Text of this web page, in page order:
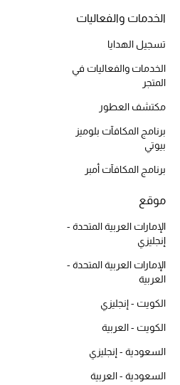
أبرز الحقائب
تسوقوا الحقائب
الموسم الجديد
أحذية النسائية
تشكيلة الأحذية
الأحذية الرجالية
أحذية للأطفال
أبرز المصممين
الخدمات والفعاليات
تسجيل الهدايا
الخدمات والفعاليات في
المتجر
مكتشف العطور
برنامج المكافآت بلوميز
بيوتي
برنامج المكافآت أمبر
موقع
الإمارات العربية المتحدة -
إنجليزي
الإمارات العربية المتحدة -
العربية
الكويت - إنجليزي
الكويت - العربية
السعودية - إنجليزي
السعودية - العربية